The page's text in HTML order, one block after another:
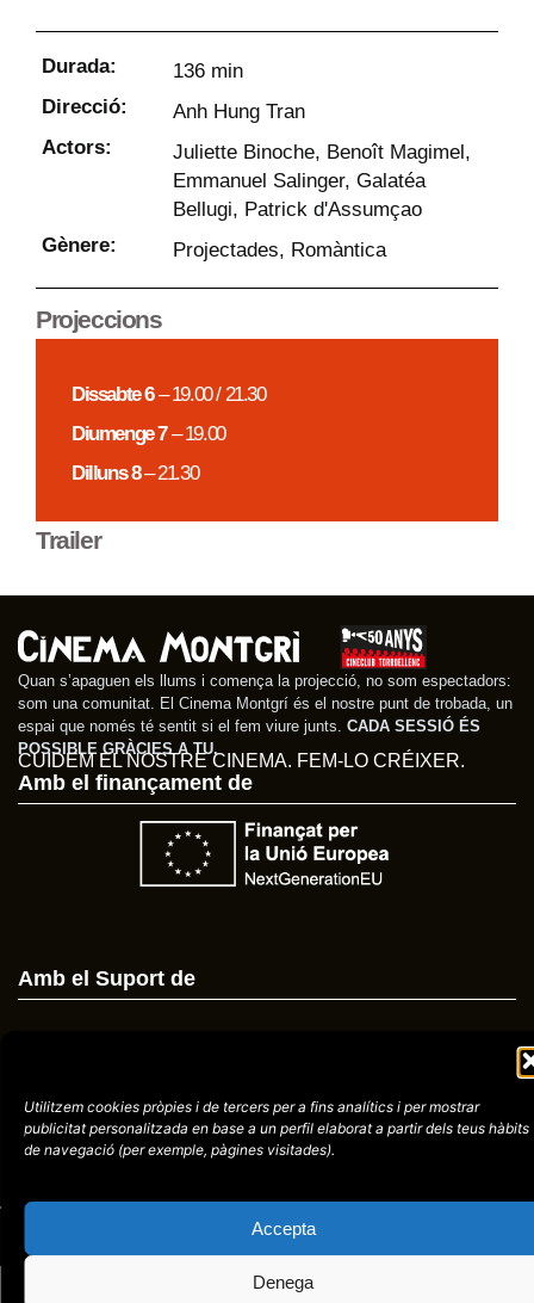
Utilitzem cookies pròpies i de tercers per a fins analítics i per mostrar
publicitatpersonalitzada en base a un perfil elaborat a partir dels teus hàbits
de navegació (perexemple, pàgines visitades).
Accepta
Denega
Durada:
136 min
Direcció:
Anh Hung Tran
Actors:
Juliette Binoche, Benoît Magimel,
Emmanuel Salinger, Galatéa
Bellugi, Patrick d'Assumçao
Gènere:
Projectades, Romàntica
Projeccions
Dissabte 6– 19.00 / 21.30
Diumenge 7– 19.00
Dilluns 8– 21.30
Trailer
Quan s’apaguen els llums i comença la projecció, no som espectadors:
som una comunitat. El Cinema Montgrí és el nostre punt de trobada, un
espai que només té sentit si el fem viure junts. CADA SESSIÓ ÉS
POSSIBLE GRÀCIES A TU.
CUIDEM EL NOSTRE CINEMA. FEM-LO CRÉIXER.
Amb el finançament de
Amb el Suport de
Avís
legal
Política de
Privacitat
972758396
web de placid.cat